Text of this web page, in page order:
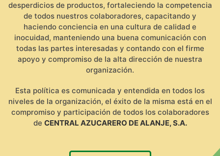
desperdicios de productos, fortaleciendo la competencia
de todos nuestros colaboradores, capacitando y
haciendo conciencia en una cultura de calidad e
inocuidad, manteniendo una buena comunicación con
todas las partes interesadas y contando con el firme
apoyo y compromiso de la alta dirección de nuestra
organización.
Esta política es comunicada y entendida en todos los
niveles de la organización, el éxito de la misma está en el
compromiso y participación de todos los colaboradores
de CENTRAL AZUCARERO DE ALANJE, S.A.